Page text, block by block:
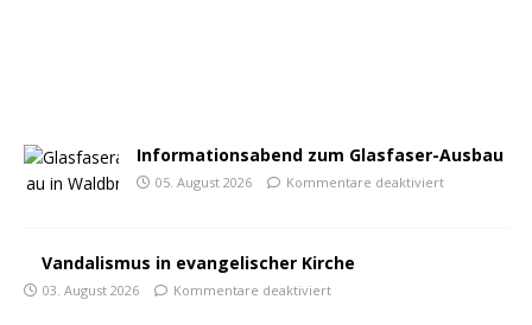
Informationsabend zum Glasfaser-Ausbau
05. August 2026 Kommentare deaktiviert
Vandalismus in evangelischer Kirche
03. August 2026 Kommentare deaktiviert